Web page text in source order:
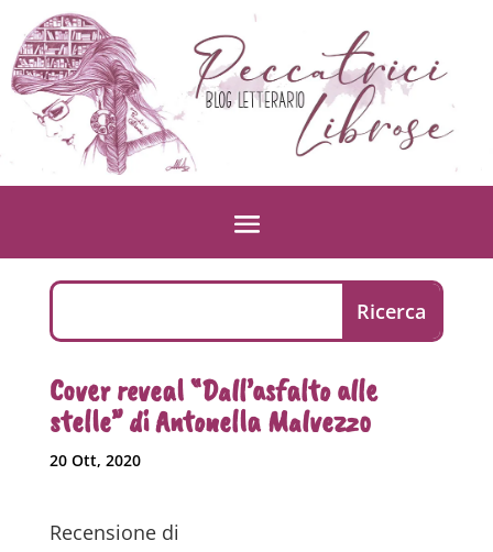
Cover reveal “Dall’asfalto alle
stelle” di Antonella Malvezzo
20 Ott, 2020
Recensione di